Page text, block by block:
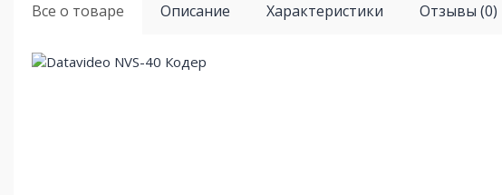
Все о товаре Описание Характеристики Отзывы (0)